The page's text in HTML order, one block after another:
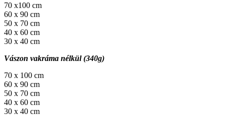
70 x100 cm
60 x 90 cm
50 x 70 cm
40 x 60 cm
30 x 40 cm
Vászon vakráma nélkül (340g)
70 x 100 cm
60 x 90 cm
50 x 70 cm
40 x 60 cm
30 x 40 cm